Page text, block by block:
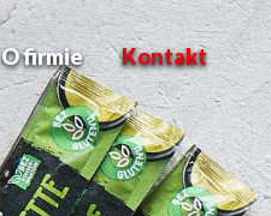
O firmie Kontakt